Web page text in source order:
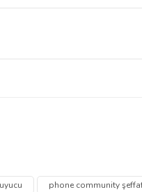
ekranda yapışkan
siz yapın!
sorulmamış.phone community